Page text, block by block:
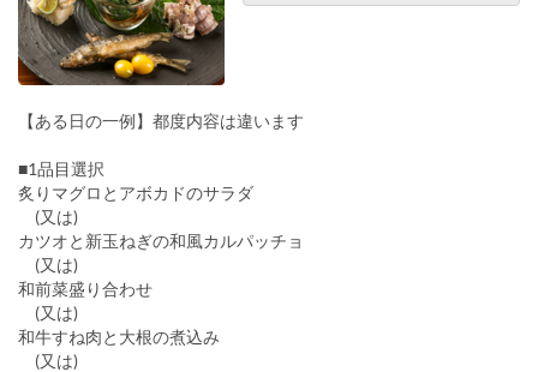
【ある日の一例】都度内容は違います
■1品目選択
炙りマグロとアボカドのサラダ
(又は)
カツオと新玉ねぎの和風カルパッチョ
(又は)
和前菜盛り合わせ
(又は)
和牛すね肉と大根の煮込み
(又は)